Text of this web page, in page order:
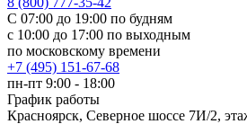
С 07:00 до 19:00 по будням
с 10:00 до 17:00 по выходным
по московскому времени
+7 (495) 151-67-68
пн-пт 9:00 - 18:00
График работы
Красноярск, Северное шоссе 7И/2,